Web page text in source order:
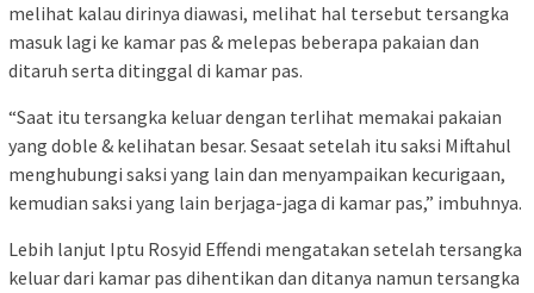
melihat kalau dirinya diawasi, melihat hal tersebut tersangka
masuk lagi ke kamar pas & melepas beberapa pakaian dan
ditaruh serta ditinggal di kamar pas.
“Saat itu tersangka keluar dengan terlihat memakai pakaian
yang doble & kelihatan besar. Sesaat setelah itu saksi Miftahul
menghubungi saksi yang lain dan menyampaikan kecurigaan,
kemudian saksi yang lain berjaga-jaga di kamar pas,” imbuhnya.
Lebih lanjut Iptu Rosyid Effendi mengatakan setelah tersangka
keluar dari kamar pas dihentikan dan ditanya namun tersangka